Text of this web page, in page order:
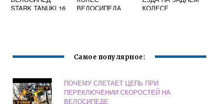
STARK TANUKI 16
ВЕЛОСИПЕДА
КОЛЕСЕ
Самое популярное:
ПОЧЕМУ СЛЕТАЕТ ЦЕПЬ ПРИ
ПЕРЕКЛЮЧЕНИИ СКОРОСТЕЙ НА
ВЕЛОСИПЕДЕ